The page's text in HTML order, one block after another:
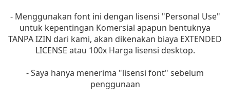
- Menggunakan font ini dengan lisensi "Personal Use"
untuk kepentingan Komersial apapun bentuknya
TANPA IZIN dari kami, akan dikenakan biaya EXTENDED
LICENSE atau 100x Harga lisensi desktop.
- Saya hanya menerima "lisensi font" sebelum
penggunaan